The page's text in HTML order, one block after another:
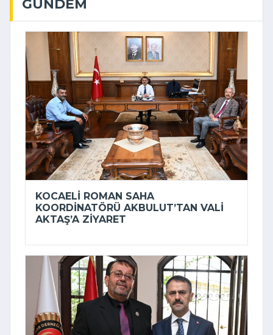
GÜNDEM
KOCAELI ROMAN SAHA
KOORDINATÖRÜ AKBULUT’TAN VALI
AKTAŞ’A ZIYARET